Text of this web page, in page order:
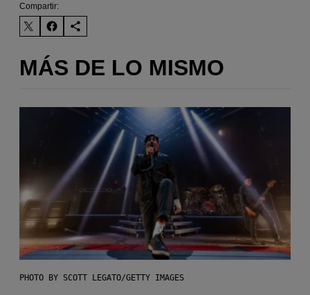
Compartir:
MÁS DE LO MISMO
PHOTO BY SCOTT LEGATO/GETTY IMAGES